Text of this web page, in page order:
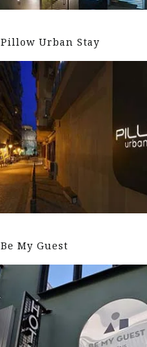
Pillow Urban Stay
Be My Guest